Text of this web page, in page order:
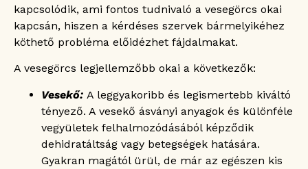
kapcsolódik, ami fontos tudnivaló a vesegörcs okai
kapcsán, hiszen a kérdéses szervek bármelyikéhez
köthető probléma előidézhet fájdalmakat.
A vesegörcs legjellemzőbb okai a következők:
Vesekő: A leggyakoribb és legismertebb kiváltó
tényező. A vesekő ásványi anyagok és különféle
vegyületek felhalmozódásából képződik
dehidratáltság vagy betegségek hatására.
Gyakran magától ürül, de már az egészen kis